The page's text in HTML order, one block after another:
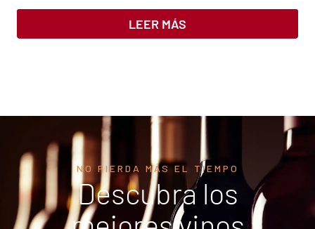
LEER MÁS
NO PIERDA MÁS EL TIEMPO
Descubra los